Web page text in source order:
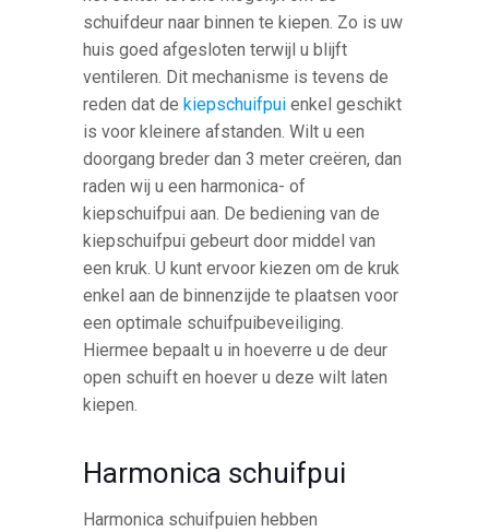
schuifdeur naar binnen te kiepen. Zo is uw
huis goed afgesloten terwijl u blijft
ventileren. Dit mechanisme is tevens de
reden dat de kiepschuifpui enkel geschikt
is voor kleinere afstanden. Wilt u een
doorgang breder dan 3 meter creëren, dan
raden wij u een harmonica- of
kiepschuifpui aan. De bediening van de
kiepschuifpui gebeurt door middel van
een kruk. U kunt ervoor kiezen om de kruk
enkel aan de binnenzijde te plaatsen voor
een optimale schuifpuibeveiliging.
Hiermee bepaalt u in hoeverre u de deur
open schuift en hoever u deze wilt laten
kiepen.
Harmonica schuifpui
Harmonica schuifpuien hebben